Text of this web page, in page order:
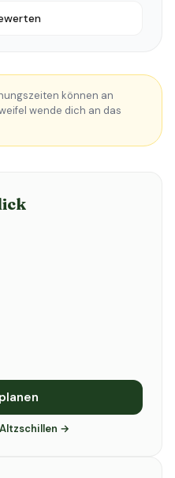
können an
wende dich an das
→